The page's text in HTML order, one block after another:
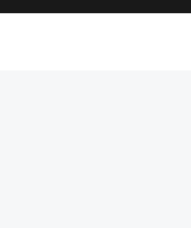
PUMA.com